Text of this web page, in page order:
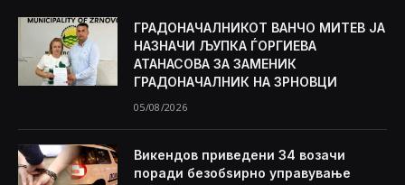
ГРАДОНАЧАЛНИКОТ ВАНЧО МИТЕВ ЈА
НАЗНАЧИ ЉУПКА ЃОРГИЕВА
АТАНАСОВА ЗА ЗАМЕНИК
ГРАДОНАЧАЛНИК НА ЗРНОВЦИ
05/08/2026
Викендов приведени 34 возачи
поради безобѕирно управување